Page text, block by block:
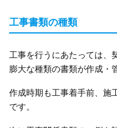
工事書類の種類
工事を行うにあたっては、
膨大な種類の書類が作成・
作成時期も工事着手前、施
です。